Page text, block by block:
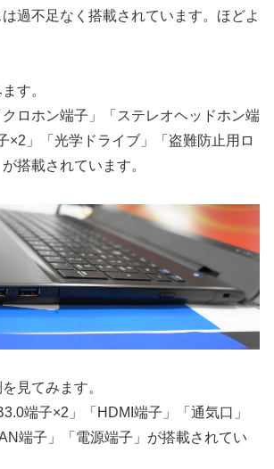
過不足なく搭載されています。ほどよ
す。
ロホン端子」「ステレオヘッドホン端
×2」「光学ドライブ」「盗難防止用ロ
搭載されています。
見てみます。
端子×2」「HDMI端子」「通気口」
端子」「電源端子」が搭載されてい